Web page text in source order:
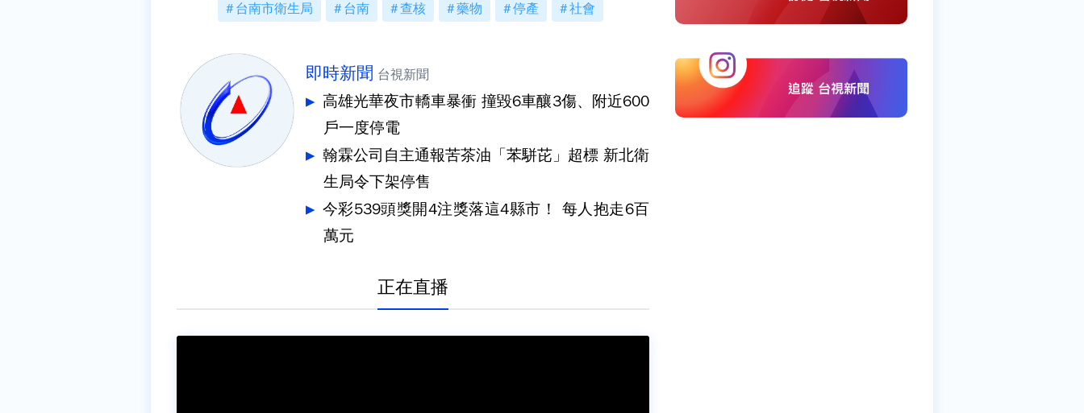
台南市衛生局 台南 查核 藥物 停產 社會
即時新聞 台視新聞
高雄光華夜市轎車暴衝 撞毀6車釀3傷、附近600
戶一度停電
翰霖公司自主通報苦茶油「苯駢芘」超標 新北衛
生局令下架停售
今彩539頭獎開4注獎落這4縣市！ 每人抱走6百
萬元
正在直播